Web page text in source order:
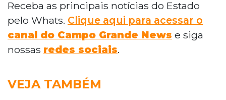
Receba as principais notícias do Estado
pelo Whats. Clique aqui para acessar o
canal do Campo Grande News e siga
nossas redes sociais.
VEJA TAMBÉM